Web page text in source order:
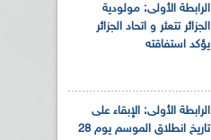
الرابطة الأولى: مولودية
الجزائر تتعثر و اتحاد الجزائر
يؤكد استفاقته
الرابطة الأولى: الإبقاء على
تاريخ انطلاق الموسم يوم 28